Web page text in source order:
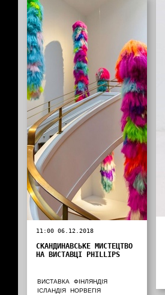
11:00 06.12.2018
СКАНДИНАВСЬКЕ МИСТЕЦТВО
НА ВИСТАВЦІ PHILLIPS
ВИСТАВКА
ФІНЛЯНДІЯ
ІСЛАНДІЯ
НОРВЕГІЯ